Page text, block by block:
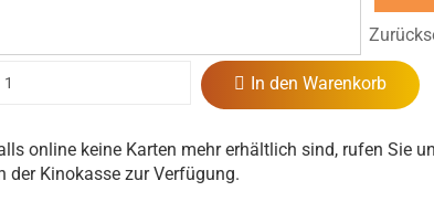
In den Warenkorb
online keine Karten mehr erhältlich sind, rufen Sie
der Kinokasse zur Verfügung.